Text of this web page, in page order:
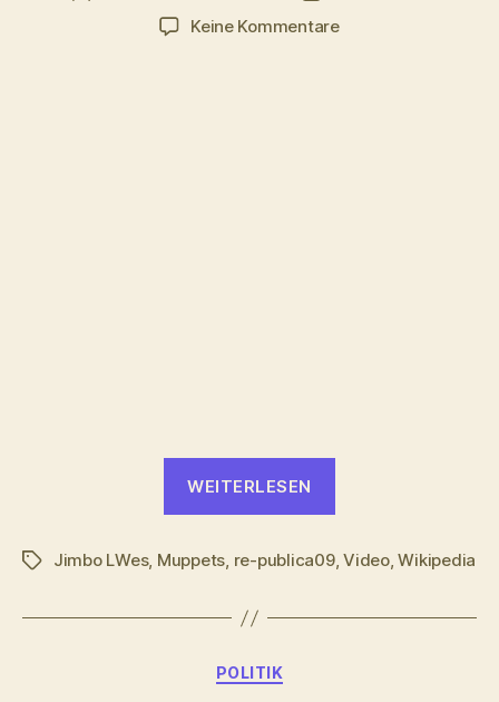
Keine Kommentarezu
WEITERLESEN
Schlagwörter
Jimbo LWes, Muppets, re-publica09,Video,Wikipedia
Kategorien
POLITIK